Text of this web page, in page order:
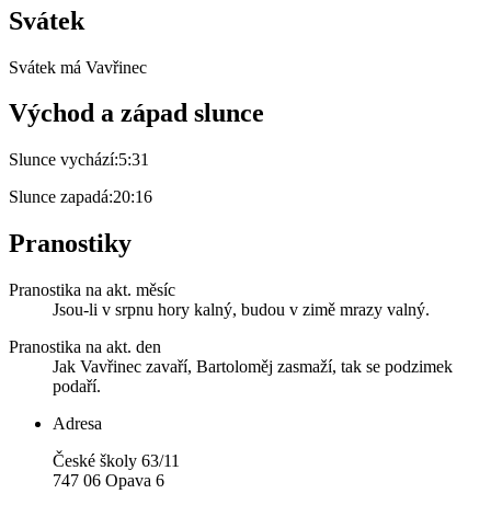
Svátek
Svátek má Vavřinec
Východ a západ slunce
Slunce vychází:5:31
Slunce zapadá:20:16
Pranostiky
Pranostika na akt. měsíc
Jsou-li v srpnu hory kalný, budou v zimě mrazy valný.
Pranostika na akt. den
Jak Vavřinec zavaří, Bartoloměj zasmaží, tak se podzimek
podaří.
Adresa
České školy 63/11
747 06 Opava 6